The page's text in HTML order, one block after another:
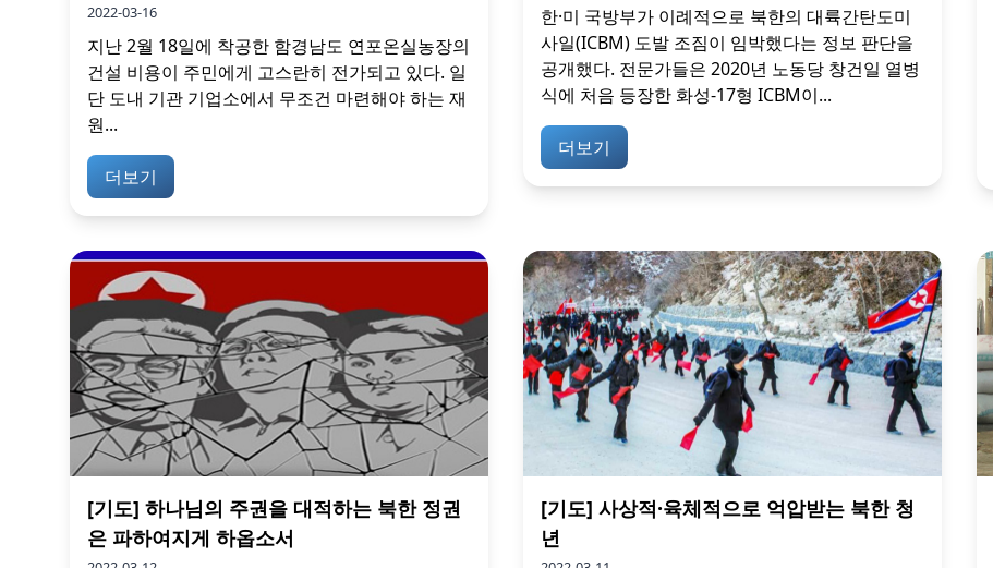
2022-03-16
지난 2월 18일에 착공한 함경남도 연포온실농장의
건설 비용이 주민에게 고스란히 전가되고 있다. 일
단 도내 기관 기업소에서 무조건 마련해야 하는 재
원...
더보기
한·미 국방부가 이례적으로 북한의 대륙간탄도미
사일(ICBM) 도발 조짐이 임박했다는 정보 판단을
공개했다. 전문가들은 2020년 노동당 창건일 열병
식에 처음 등장한 화성-17형 ICBM이...
더보기
[기도] 하나님의 주권을 대적하는 북한 정권
은 파하여지게 하옵소서
[기도] 사상적·육체적으로 억압받는 북한 청
년